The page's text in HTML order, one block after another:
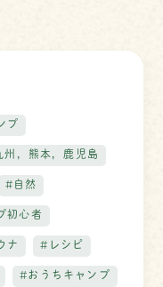
プ
州，熊本，鹿児島
#自然
初心者
ナ #レシピ
#おうちキャンプ